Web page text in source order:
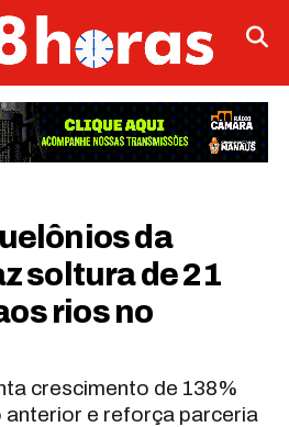
da
soltura de 21
rios no
crescimento de 138%
anterior e reforça parceria